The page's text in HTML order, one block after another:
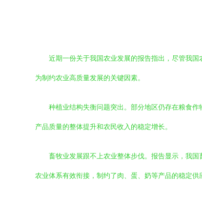
近期一份关于我国农业发展的报告指出，尽管我
为制约农业高质量发展的关键因素。
种植业结构失衡问题突出。部分地区仍存在粮食
产品质量的整体提升和农民收入的稳定增长。
畜牧业发展跟不上农业整体步伐。报告显示，我
农业体系有效衔接，制约了肉、蛋、奶等产品的稳定供